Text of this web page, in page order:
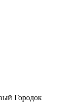
Городок